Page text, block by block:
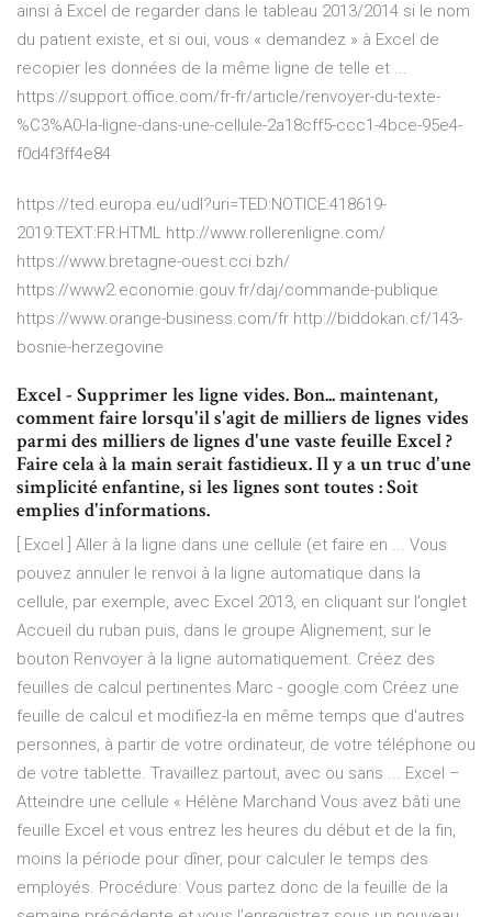
ainsi à Excel de regarder dans le tableau 2013/2014 si le nom
du patient existe, et si oui, vous « demandez » à Excel de
recopier les données de la même ligne de telle et ...
https://support.office.com/fr-fr/article/renvoyer-du-texte-
%C3%A0-la-ligne-dans-une-cellule-2a18cff5-ccc1-4bce-95e4-
f0d4f3ff4e84
https://ted.europa.eu/udl?uri=TED:NOTICE:418619-
2019:TEXT:FR:HTML http://www.rollerenligne.com/
https://www.bretagne-ouest.cci.bzh/
https://www2.economie.gouv.fr/daj/commande-publique
https://www.orange-business.com/fr http://biddokan.cf/143-
bosnie-herzegovine
Excel - Supprimer les ligne vides. Bon... maintenant,
comment faire lorsqu'il s'agit de milliers de lignes vides
parmi des milliers de lignes d'une vaste feuille Excel ?
Faire cela à la main serait fastidieux. Il y a un truc d'une
simplicité enfantine, si les lignes sont toutes : Soit
emplies d'informations.
[ Excel ] Aller à la ligne dans une cellule (et faire en ... Vous
pouvez annuler le renvoi à la ligne automatique dans la
cellule, par exemple, avec Excel 2013, en cliquant sur l’onglet
Accueil du ruban puis, dans le groupe Alignement, sur le
bouton Renvoyer à la ligne automatiquement. Créez des
feuilles de calcul pertinentes Marc - google.com Créez une
feuille de calcul et modifiez-la en même temps que d'autres
personnes, à partir de votre ordinateur, de votre téléphone ou
de votre tablette. Travaillez partout, avec ou sans ... Excel –
Atteindre une cellule « Hélène Marchand Vous avez bâti une
feuille Excel et vous entrez les heures du début et de la fin,
moins la période pour dîner, pour calculer le temps des
employés. Procédure: Vous partez donc de la feuille de la